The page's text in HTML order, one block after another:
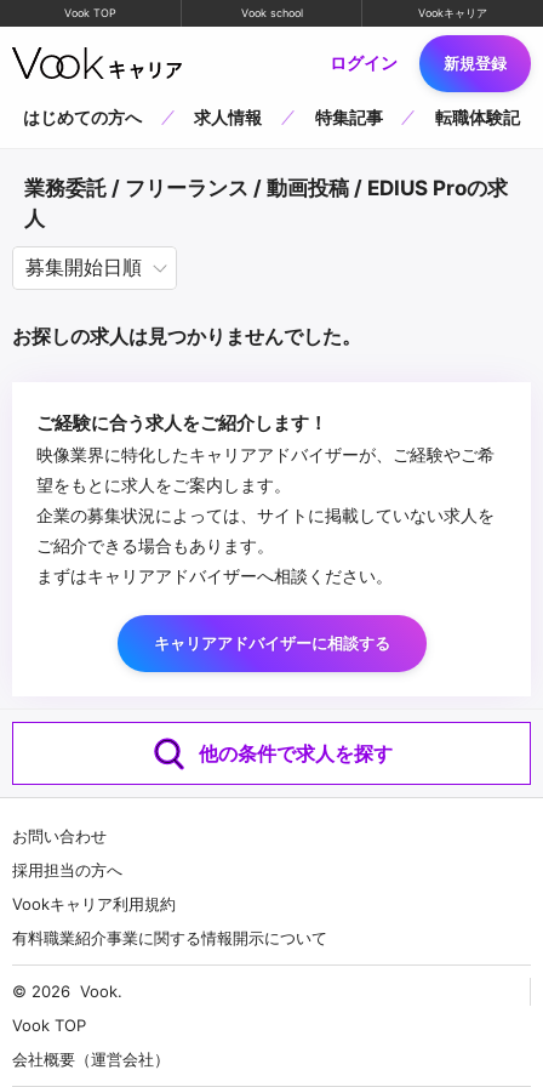
Vook TOP Vook school Vookキャリア
ログイン 新規登録
はじめての方へ 求人情報 特集記事 転職体験記
業務委託 / フリーランス / 動画投稿 / EDIUS Proの求
人
お探しの求人は見つかりませんでした。
ご経験に合う求人をご紹介します！
映像業界に特化したキャリアアドバイザーが、ご経験やご希
望をもとに求人をご案内します。
企業の募集状況によっては、サイトに掲載していない求人を
ご紹介できる場合もあります。
まずはキャリアアドバイザーへ相談ください。
キャリアアドバイザーに相談する
他の条件で求人を探す
お問い合わせ
採用担当の方へ
Vookキャリア利用規約
有料職業紹介事業に関する情報開示について
© 2026 Vook.
Vook TOP
会社概要（運営会社）